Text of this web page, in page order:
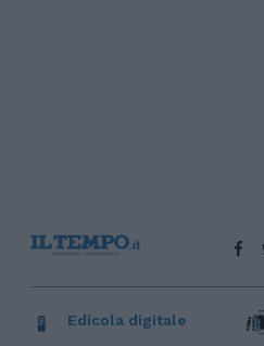
Edicola digitale